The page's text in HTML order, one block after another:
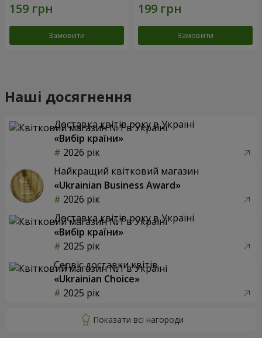
Замовити Замовити
Наші досягнення
Доставка квітів року в Україні
«Вибір країни»
2026 рік
Найкращий квітковий магазин
«Ukrainian Business Award»
2026 рік
Доставка квітів року в Україні
«Вибір країни»
2025 рік
Сервіс доставки квітів
«Ukrainian Choice»
2025 рік